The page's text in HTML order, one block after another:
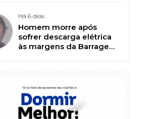
Há 6 dias
Homem morre após
sofrer descarga elétrica
às margens da Barragem